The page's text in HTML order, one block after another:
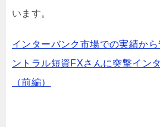
います。
インターバンク市場での実績か
ントラル短資FXさんに突撃イン
（前編）